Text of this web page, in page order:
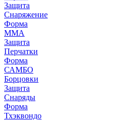
Защита
Снаряжение
Форма
ММА
Защита
Перчатки
Форма
САМБО
Борцовки
Защита
Снаряды
Форма
Тхэквондо